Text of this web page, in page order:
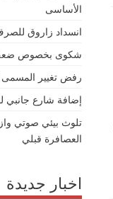
الأساسى
انسداد زاروق
شكوى بخصوص ضعف
رفض تغيير المسمى
إضافة شارع جانبي
تلوث بيئي صوتي
العصافرة قبلي
اخبار جديدة